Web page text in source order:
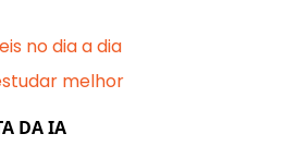
no dia a dia
melhor
DA IA